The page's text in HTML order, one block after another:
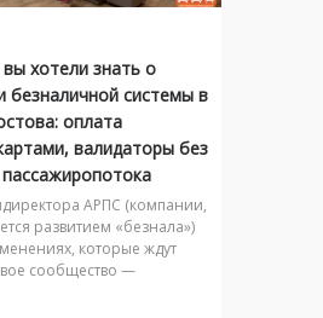
хотели знать о
безналичной системы в
оплата
валидаторы без
АРПС (компании,
развитием «безнала»)
которые ждут
сообщество —